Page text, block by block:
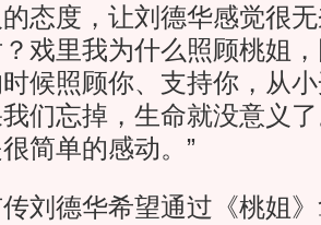
态度，让刘德华感觉很
戏里我为什么照顾桃姐
候照顾你、支持你，从
们忘掉，生命就没意义
简单的感动。”
德华希望通过《桃姐》